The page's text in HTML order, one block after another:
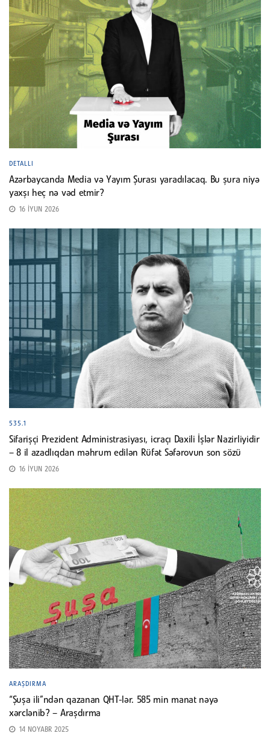
DETALLI
Azərbaycanda Media və Yayım Şurası yaradılacaq. Bu şura niyə
yaxşı heç nə vəd etmir?
16 İYUN 2026
535.1
Sifarişçi Prezident Administrasiyası, icraçı Daxili İşlər Nazirliyidir
– 8 il azadlıqdan məhrum edilən Rüfət Səfərovun son sözü
16 İYUN 2026
ARAŞDIRMA
“Şuşa ili”ndən qazanan QHT-lər. 585 min manat nəyə
xərclənib? – Araşdırma
14 NOYABR 2025